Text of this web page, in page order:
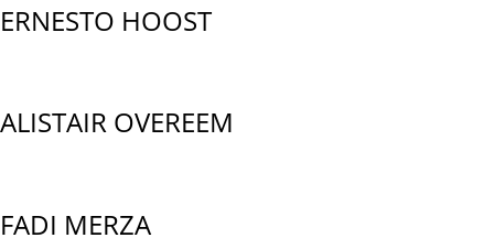
ERNESTO HOOST
ALISTAIR OVEREEM
FADI MERZA